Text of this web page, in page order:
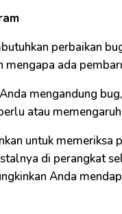
perbaikan
mengapa ada
mengandung
atau
untuk
di perangkat
Anda